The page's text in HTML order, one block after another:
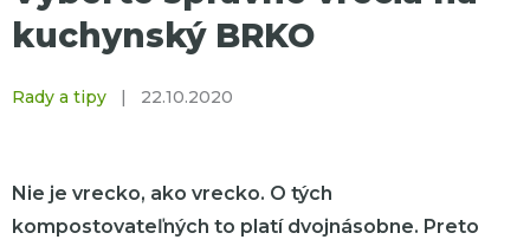
kuchynský BRKO
Rady a tipy 22.10.2020
Nie je vrecko, ako vrecko. O tých
kompostovateľných to platí dvojnásobne. Preto